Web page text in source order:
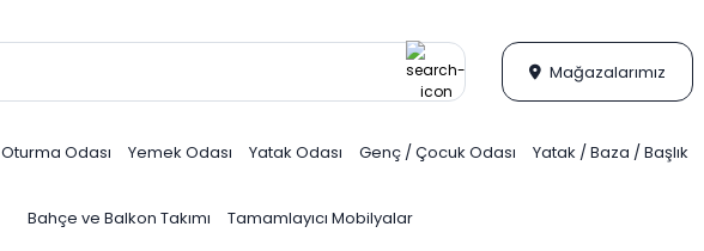
Mağazalarımız
Oturma Odası Yemek Odası Yatak Odası Genç / Çocuk Odası Yatak / Baza / Başlık
Bahçe ve Balkon Takımı Tamamlayıcı Mobilyalar